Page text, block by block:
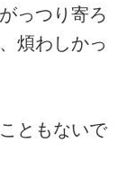
っつり寄ろ
煩わしかっ
ともないで